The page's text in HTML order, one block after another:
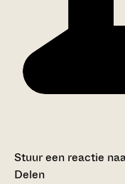
Stuur een reactie
Delen